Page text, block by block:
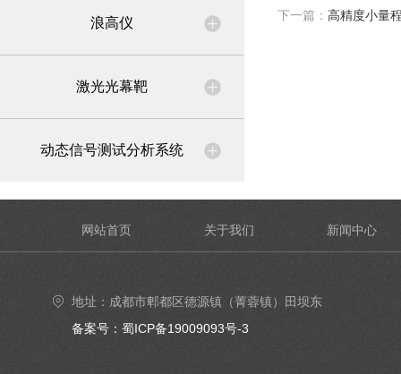
浪高仪
激光光幕靶
动态信号测试分析系统
下一篇： 高精度小量
网站首页 关于我们 新闻中心
地址：成都市郫都区德源镇（菁蓉镇）田坝东
街6号4楼402号室
备案号：蜀ICP备19009093号-3